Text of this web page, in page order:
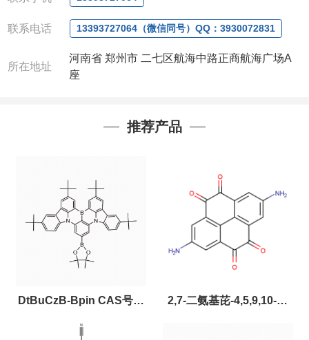
联系人: 沈晓东(欢迎致电
联系电话 13393727064（微信同号）QQ：3930072831
所在地址
河南省 郑州市 二七区航海中路正商航海广场A
座
推荐产品
DtBuCzB-Bpin CAS号：
2643331-97-7
2,7-二氨基芘-4,5,9,10-四